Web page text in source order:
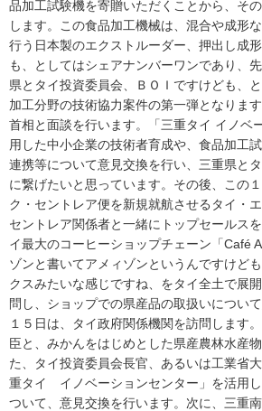
品加工試験機を寄贈いただくことから、そ
します。この食品加工機械は、混合や成形
行う日本製のエクストルーダー、押出し成
も、としてはシェアナンバーワンであり、
県とタイ投資委員会、ＢＯＩですけども、
加工分野の技術協力案件の第一弾となりま
首相と面談を行います。「三重タイ イノベ
用した中小企業の技術者育成や、食品加工
連携等について意見交換を行い、三重県と
に繋げたいと思っています。その後、この
ク・セントレア便を新規就航させるタイ・
セントレア関係者と一緒にトップセールス
イ最大のコーヒーショップチェーン「Café
ゾンと書いてアメィゾンというんですけど
クスみたいな感じですね、をタイ全土で展
問し、ショップでの県産品の取扱いについ
１５日は、タイ政府関係機関を訪問します
臣と、みかんをはじめとした県産農林水産
た、タイ投資委員会長官、あるいは工業省
重タイ イノベーションセンター」を活用
ついて、意見交換を行います。次に、三重